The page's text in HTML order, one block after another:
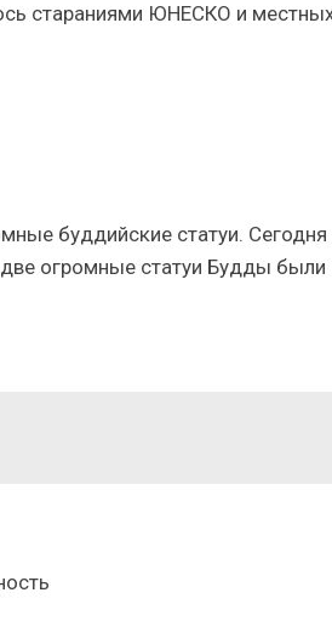
стараниями ЮНЕСКО и
буддийские статуи. Сегодня
огромные статуи Будды были